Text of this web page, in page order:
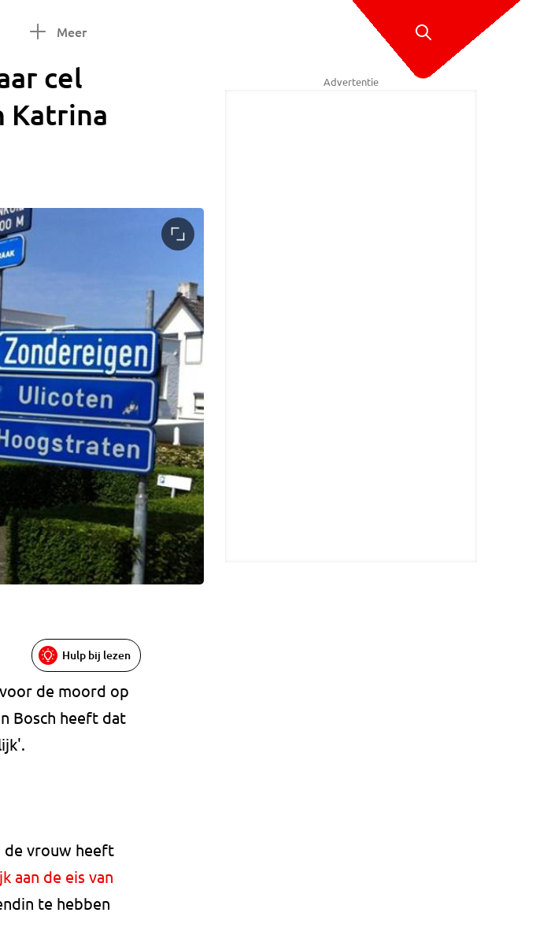
Meer
cel
Katrina
Hulp bij lezen
de moord op
Bosch heeft dat
de vrouw heeft
aan de eis van
te hebben
Advertentie